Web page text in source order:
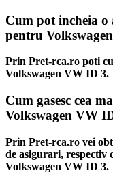
Cum pot incheia
pentru
Prin Pret-rca.ro poti
Volkswagen VW ID 3.
Cum gasesc cea
Volkswagen VW
Prin Pret-rca.ro vei
de asigurari,
Volkswagen VW ID 3.